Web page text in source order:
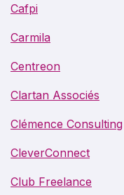
Cafpi
Carmila
Centreon
Clartan Associés
Clémence Consulting
CleverConnect
Club Freelance